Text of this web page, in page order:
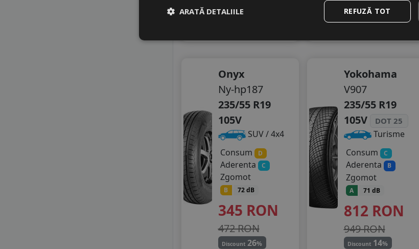
Stoc magazin
Adauga in cos
Onyx
Ny-hp187
235/55 R19
105V
SUV / 4x4
Consum
D
Aderenta C
Zgomot
B 72 dB
345 RON
472 RON
Discount 26%
Yokohama
V907
235/55 R19
105V
DOT 25
Turisme
Consum
C
Aderenta B
Zgomot
A 71 dB
812 RON
949 RON
Discount 14%
REFUZĂ TOT
ARATĂ DETALIILE